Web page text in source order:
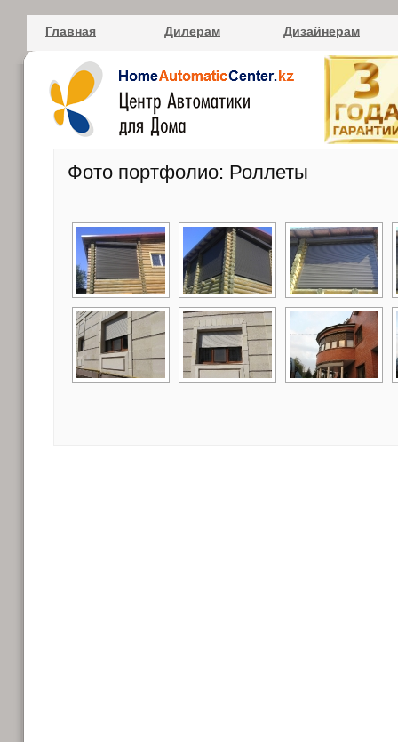
Главная Дилерам Дизайнерам
Фото портфолио: Роллеты